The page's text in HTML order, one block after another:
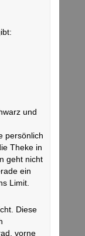
und
persönlich
Theke in
geht nicht
ein
Limit.
Diese
vorne